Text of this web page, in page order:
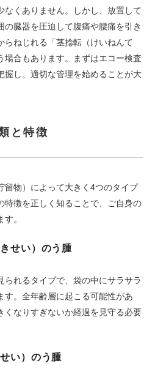
なくありません。しかし、放置して
臓器を圧迫して腹痛や腰痛を引き
らねじれる「茎捻転（けいねんて
場合もあります。まずはエコー検査
握し、適切な管理を始めることが大
と特徴
留物）によって大きく4つのタイプ
特徴を正しく知ることで、ご自身の
。
せい）のう腫
られるタイプで、袋の中にサラサラ
す。全年齢層に起こる可能性があ
くなりすぎないか経過を見守る必要
い）のう腫